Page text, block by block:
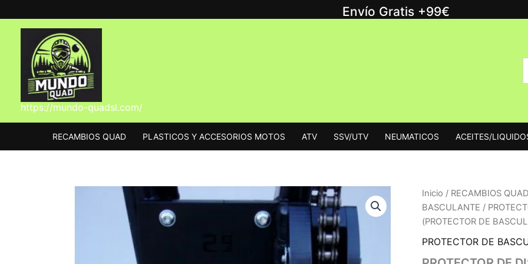
al
contenido
Envío Gratis +99€
https://mundo-quadsl.com/
RECAMBIOS QUAD PLASTICOS Y ACCESORIOS MOTOS ATV SSV/UTV NEUMATICOS ACEITES/
Inicio / RECAMBIOS QUAD
BASCULANTE /
(PROTECTOR DE
PROTECTOR DE